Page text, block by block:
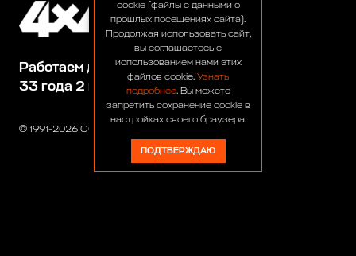
© 1991-2026 ООО «Сервис 4х4»
Работаем для вас:
33 года 2 месяца 23 дня
cookie (файлы с данными о
прошлых посещениях сайта).
Продолжая использовать сайт,
вы соглашаетесь с
использованием нами этих
файлов cookie. Узнать
подробнее. Вы можете
запретить сохранение cookie в
настройках своего браузера.
ПОДТВЕРЖДАЮ